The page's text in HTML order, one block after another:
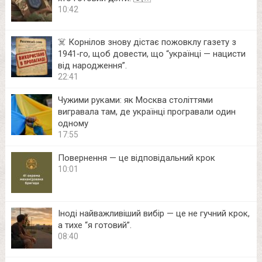
10:42
☠️ Корнілов знову дістає пожовклу газету з
1941‑го, щоб довести, що “українці — нацисти
від народження”.
22:41
Чужими руками: як Москва століттями
вигравала там, де українці програвали один
одному
17:55
Повернення — це відповідальний крок
10:01
Іноді найважливіший вибір — це не гучний крок,
а тихе “я готовий”.
08:40